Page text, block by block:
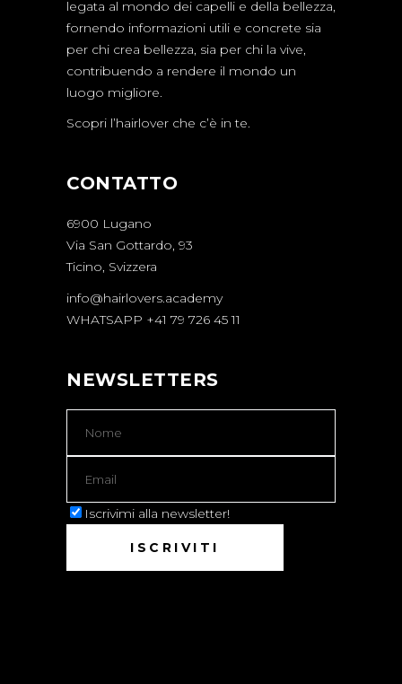
legata al mondo dei capelli e della bellezza,
fornendo informazioni utili e concrete sia
per chi crea bellezza, sia per chi la vive,
contribuendo a rendere il mondo un
luogo migliore.
Scopri l’hairlover che c’è in te.
CONTATTO
6900 Lugano
Via San Gottardo, 93
Ticino, Svizzera
info@hairlovers.academy
WHATSAPP +41 79 726 45 11
NEWSLETTERS
Iscrivimi alla newsletter!